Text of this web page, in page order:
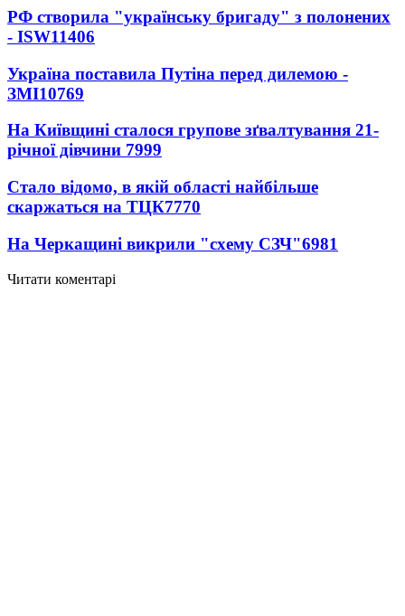
РФ створила "українську бригаду" з полонених
- ISW11406
Україна поставила Путіна перед дилемою -
ЗМІ10769
На Київщині сталося групове зґвалтування 21-
річної дівчини 7999
Стало відомо, в якій області найбільше
скаржаться на ТЦК7770
На Черкащині викрили "схему СЗЧ"6981
Читати коментарі